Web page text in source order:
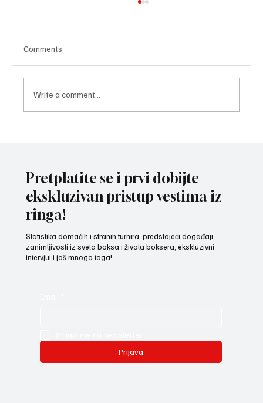
Comments
Write a comment...
Pretplatite se i prvi dobijte
ekskluzivan pristup vestima iz
ringa!
Statistika domaćih i stranih turnira, predstojeći događaji,
zanimljivosti iz sveta boksa i života boksera, ekskluzivni
intervjui i još mnogo toga!
Prijava